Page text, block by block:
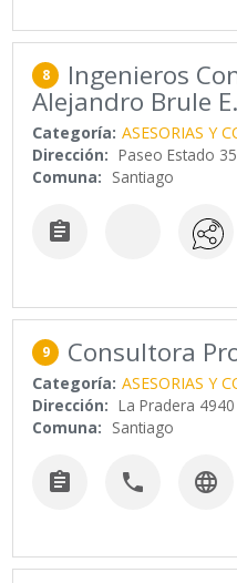
8 Ingenieros
Alejandro Brule
Categoría: ASESORIAS Y
Dirección: Paseo Estado
Comuna: Santiago

9 Consultora
Categoría: ASESORIAS Y
Dirección: La Pradera 4940
Comuna: Santiago
  